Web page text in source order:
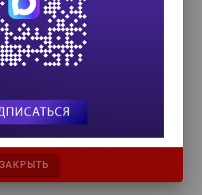
заводе и специальным
чтобы их не повредить
Монтажник
соединители,
и оконечные
готова! Это наилучшее
и надежного
и другого сетевого
ЗАКРЫТЬ